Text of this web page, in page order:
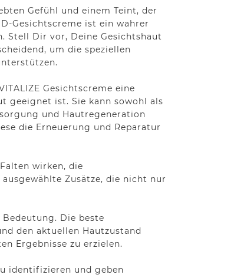
Gefühl und einem Teint, der
Gesichtscreme ist ein wahrer
Stell Dir vor, Deine Gesichtshaut
um die speziellen
Gesichtscreme eine
geeignet ist. Sie kann sowohl als
und Hautregeneration
die Erneuerung und Reparatur
wirken, die
Zusätze, die nicht nur
Die beste
den aktuellen Hautzustand
Ergebnisse zu erzielen.
identifizieren und geben